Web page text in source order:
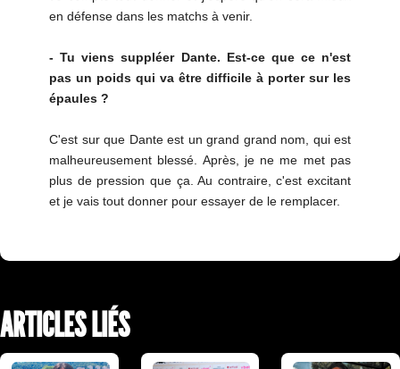
en défense dans les matchs à venir.
- Tu viens suppléer Dante. Est-ce que ce n'est
pas un poids qui va être difficile à porter sur les
épaules ?
C'est sur que Dante est un grand grand nom, qui est
malheureusement blessé. Après, je ne me met pas
plus de pression que ça. Au contraire, c'est excitant
et je vais tout donner pour essayer de le remplacer.
ARTICLES LIÉS